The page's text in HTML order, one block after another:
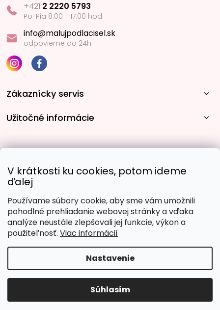
V krátkosti ku cookies, potom ideme
ďalej
Používame súbory cookie, aby sme vám umožnili
pohodlné prehliadanie webovej stránky a vďaka
analýze neustále zlepšovali jej funkcie, výkon a
použiteľnosť. Viac informácií
Nastavenie
Súhlasím
+421 2 2220 5793
Po-Pia 8:00 - 17:00 hod.
info@malujpodlacisel.sk
odpovieme do 24h
Zákaznícky servis
Užitočné informácie
Obľúbené spôsoby platby:
Copyright 2026Malujpodlacisel.sk. Všetky práva
vyhradené.Upraviť nastavenie cookies